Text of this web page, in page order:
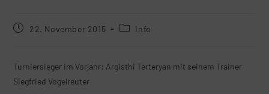
22. November 2015 Info
Turniersieger im Vorjahr: Argisthi Terteryan mit seinem Trainer
Siegfried Vogelreuter